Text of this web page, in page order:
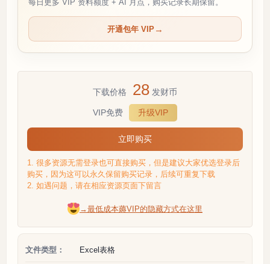
每日更多 VIP 资料额度 + AI 月点，购买记录长期保留。
开通包年 VIP
下载价格 28 发财币
VIP免费 升级VIP
立即购买
1. 很多资源无需登录也可直接购买，但是建议大家优选登录后
购买，因为这可以永久保留购买记录，后续可重复下载
2. 如遇问题，请在相应资源页面下留言
→最低成本薅VIP的隐藏方式在这里
文件类型： Excel表格